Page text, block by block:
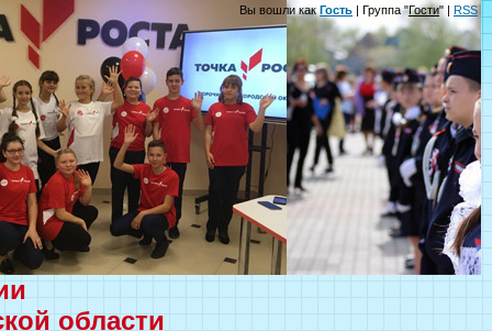
Вы вошли какГость | Группа "Гости" | RSS
области